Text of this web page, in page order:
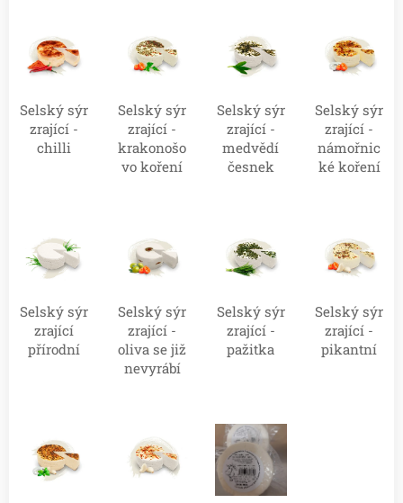
Selský sýr
zrající -
chilli
Selský sýr
zrající -
krakonošo
vo koření
Selský sýr
zrající -
medvědí
česnek
Selský sýr
zrající -
námořnic
ké koření
Selský sýr
zrající
přírodní
Selský sýr
zrající -
oliva se již
nevyrábí
Selský sýr
zrající -
pažitka
Selský sýr
zrající -
pikantní